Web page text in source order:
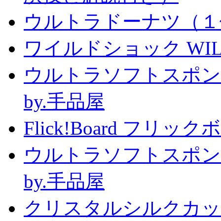
ウルトラドーナツ（
ワイルドショック
ウルトラソフトスポ
by.手品屋
Flick!Board フリック
ウルトラソフトスポ
by.手品屋
クリスタルシルクカ